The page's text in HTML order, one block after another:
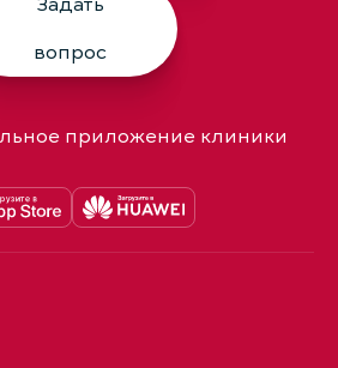
вопрос
приложение клиники